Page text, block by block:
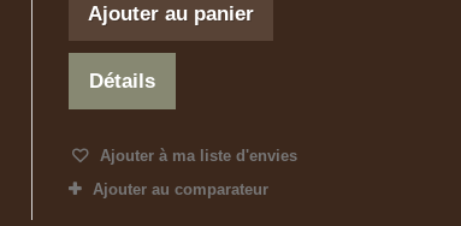
Ajouter au panier
Détails
Ajouter à ma liste d'envies
Ajouter au comparateur